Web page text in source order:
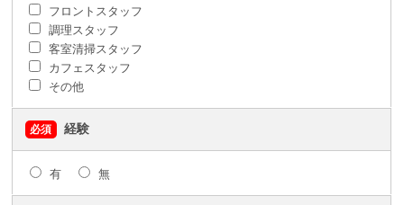
遠方からの方に向けてサンキューマネジメントは
Zoom（オンライン登録）もご利用可能です。
フロントスタッフ
調理スタッフ
客室清掃スタッフ
カフェスタッフ
その他
必須 経験
有 無